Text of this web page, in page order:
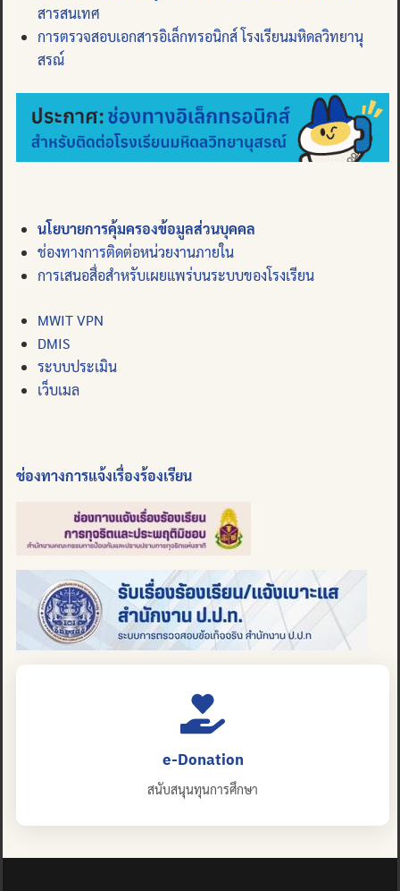
สารสนเทศ
การตรวจสอบเอกสารอิเล็กทรอนิกส์ โรงเรียนมหิดลวิทยานุ
สรณ์
นโยบายการคุ้มครองข้อมูลส่วนบุคคล
ช่องทางการติดต่อหน่วยงานภายใน
การเสนอสื่อสำหรับเผยแพร่บนระบบของโรงเรียน
MWIT VPN
DMIS
ระบบประเมิน
เว็บเมล
ช่องทางการแจ้งเรื่องร้องเรียน
e-Donation
สนับสนุนทุนการศึกษา